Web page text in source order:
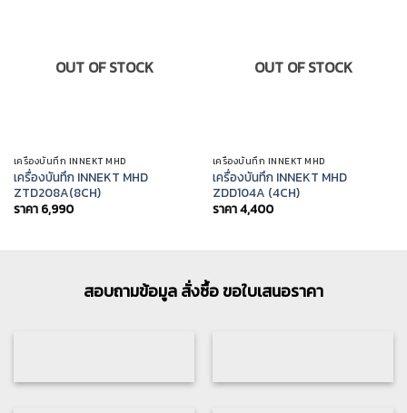
OUT OF STOCK
เครื่องบันทึก INNEKT MHD
เครื่องบันทึก INNEKT MHD
ZTD208A(8CH)
ราคา 6,990
OUT OF STOCK
เครื่องบันทึก INNEKT MHD
เครื่องบันทึก INNEKT MHD
ZDD104A (4CH)
ราคา4,400
สอบถามข้อมูล สั่งซื้อ ขอใบเสนอราคา